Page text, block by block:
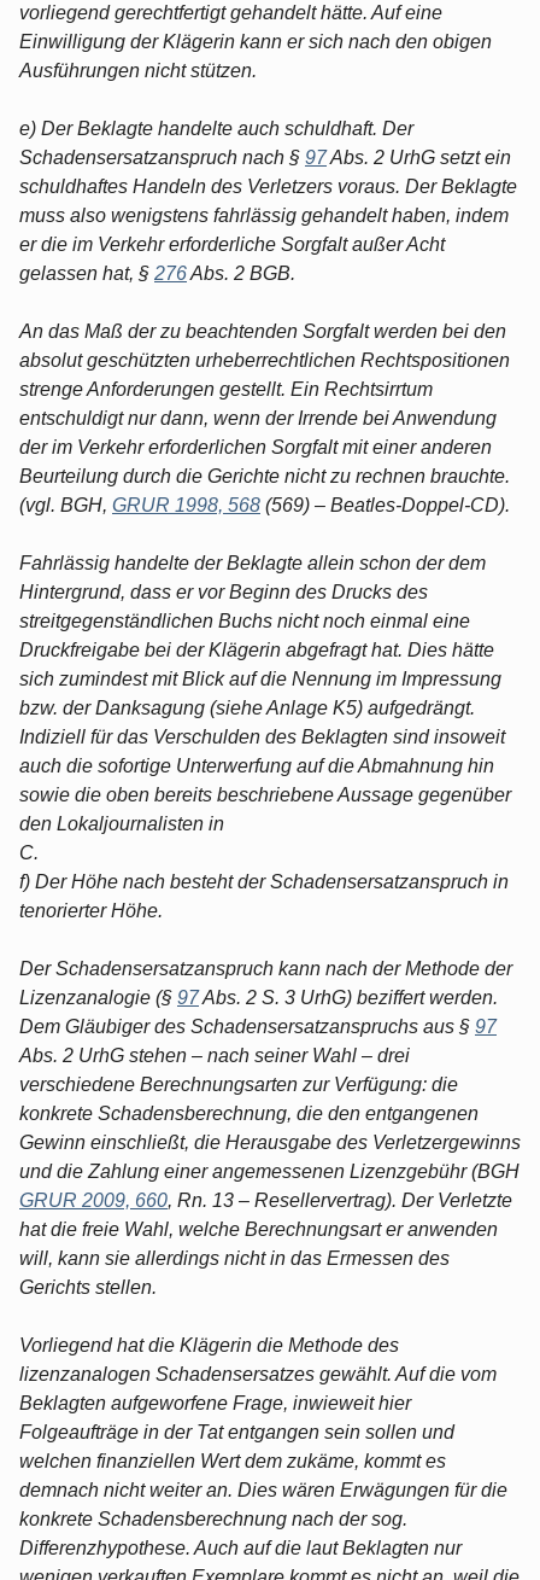
vorliegend gerechtfertigt gehandelt hätte. Auf eine
Einwilligung der Klägerin kann er sich nach den obigen
Ausführungen nicht stützen.
e) Der Beklagte handelte auch schuldhaft. Der
Schadensersatzanspruch nach § 97Abs. 2 UrhG setzt ein
schuldhaftes Handeln des Verletzers voraus. Der Beklagte
muss also wenigstens fahrlässig gehandelt haben, indem
er die im Verkehr erforderliche Sorgfalt außer Acht
gelassen hat, § 276Abs. 2 BGB.
An das Maß der zu beachtenden Sorgfalt werden bei den
absolut geschützten urheberrechtlichen Rechtspositionen
strenge Anforderungen gestellt. Ein Rechtsirrtum
entschuldigt nur dann, wenn der Irrende bei Anwendung
der im Verkehr erforderlichen Sorgfalt mit einer anderen
Beurteilung durch die Gerichte nicht zu rechnen brauchte.
(vgl. BGH, GRUR 1998, 568 (569) – Beatles-Doppel-CD).
Fahrlässig handelte der Beklagte allein schon der dem
Hintergrund, dass er vor Beginn des Drucks des
streitgegenständlichen Buchs nicht noch einmal eine
Druckfreigabe bei der Klägerin abgefragt hat. Dies hätte
sich zumindest mit Blick auf die Nennung im Impressung
bzw. der Danksagung (siehe Anlage K5) aufgedrängt.
Indiziell für das Verschulden des Beklagten sind insoweit
auch die sofortige Unterwerfung auf die Abmahnung hin
sowie die oben bereits beschriebene Aussage gegenüber
den Lokaljournalisten in
C.
f) Der Höhe nach besteht der Schadensersatzanspruch in
tenorierter Höhe.
Der Schadensersatzanspruch kann nach der Methode der
Lizenzanalogie (§ 97Abs. 2 S. 3 UrhG) beziffert werden.
Dem Gläubiger des Schadensersatzanspruchs aus § 97
Abs. 2 UrhG stehen – nach seiner Wahl – drei
verschiedene Berechnungsarten zur Verfügung: die
konkrete Schadensberechnung, die den entgangenen
Gewinn einschließt, die Herausgabe des Verletzergewinns
und die Zahlung einer angemessenen Lizenzgebühr (BGH
GRUR 2009, 660, Rn. 13 – Resellervertrag). Der Verletzte
hat die freie Wahl, welche Berechnungsart er anwenden
will, kann sie allerdings nicht in das Ermessen des
Gerichts stellen.
Vorliegend hat die Klägerin die Methode des
lizenzanalogen Schadensersatzes gewählt. Auf die vom
Beklagten aufgeworfene Frage, inwieweit hier
Folgeaufträge in der Tat entgangen sein sollen und
welchen finanziellen Wert dem zukäme, kommt es
demnach nicht weiter an. Dies wären Erwägungen für die
konkrete Schadensberechnung nach der sog.
Differenzhypothese. Auch auf die laut Beklagten nur